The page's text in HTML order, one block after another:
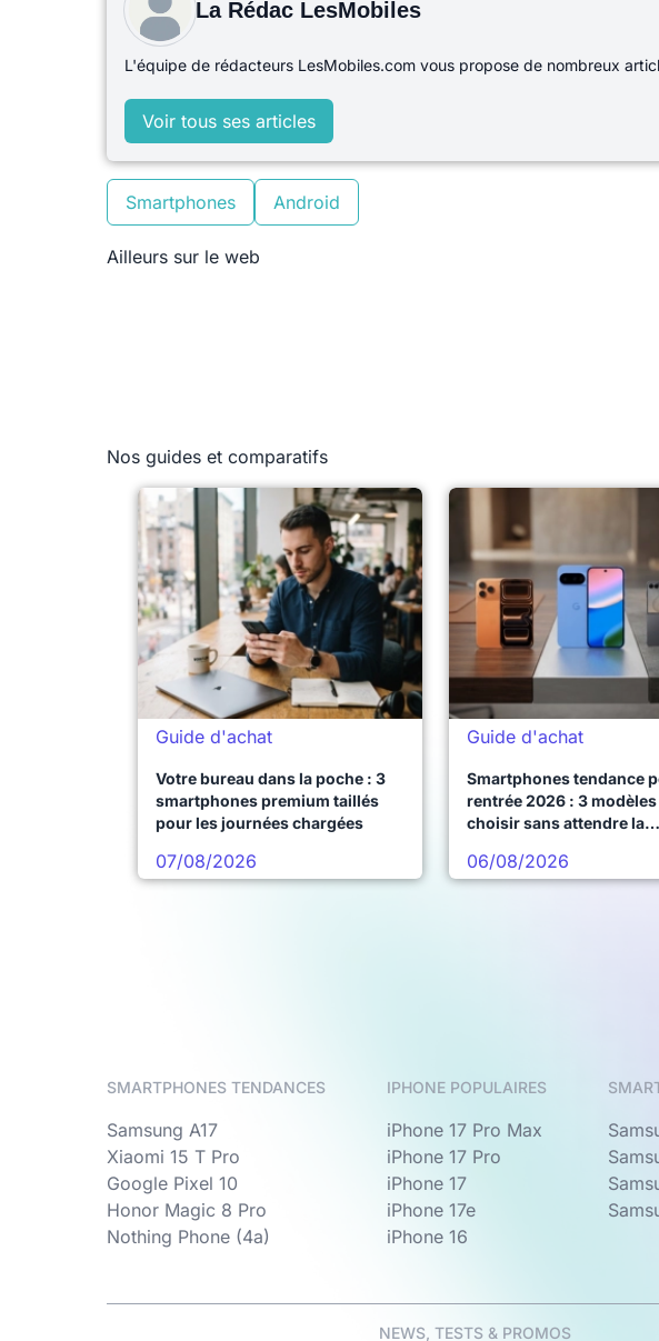
La Rédac LesMobiles
L'équipe de rédacteurs LesMobiles.com vous propose de nombreux
Voir tous ses articles
Smartphones Android
Ailleurs sur le web
Nos guides et comparatifs
Guide d'achat
Votre bureau dans la poche : 3
smartphones premium taillés
pour les journées chargées
07/08/2026
Guide d'achat
Smartphones tendance
rentrée 2026 : 3 modèles
choisir sans attendre la
06/08/2026
SMARTPHONES TENDANCES
Samsung A17
Xiaomi 15 T Pro
Google Pixel 10
Honor Magic 8 Pro
Nothing Phone (4a)
IPHONE POPULAIRES
iPhone 17 Pro Max
iPhone 17 Pro
iPhone 17
iPhone 17e
iPhone 16
NEWS, TESTS & PROMOS